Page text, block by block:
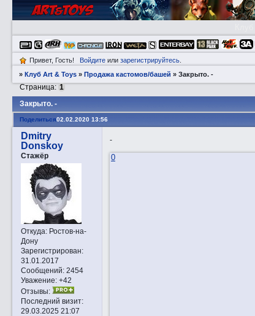
Привет, Гость! Войдитеили зарегистрируйтесь.
»Клуб Art & Toys »Продажа кастомов/башей »Закрытo. -
Закрытo. -
Страница: 1
Поделиться02.02.2020 13:56
Dmitry
Donskoy
Стажёр
Откуда:Ростов-на-
Дону
Зарегистрирован:
31.01.2017
Сообщений:2454
Уважение: +42
Отзывы:
Последний визит:
29.03.2025 21:07
-
0